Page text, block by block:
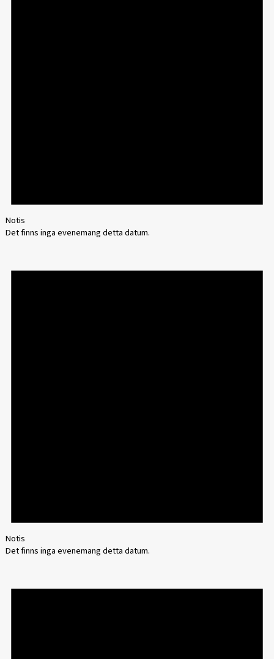
Notis
Det finns inga evenemang detta datum.
Notis
Det finns inga evenemang detta datum.